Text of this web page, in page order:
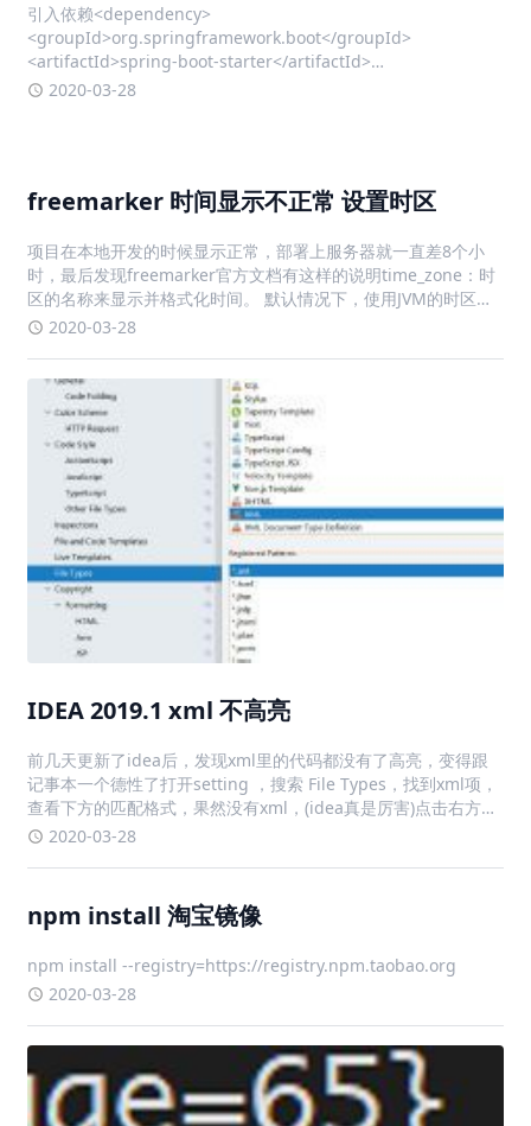
引入依赖<dependency>
<groupId>org.springframework.boot</groupId>
<artifactId>spring-boot-starter</artifactId>
<version>2.0.9</version> </dependency>
2020-03-28
freemarker 时间显示不正常 设置时区
项目在本地开发的时候显示正常，部署上服务器就一直差8个小
时，最后发现freemarker官方文档有这样的说明time_zone：时
区的名称来显示并格式化时间。 默认情况下，使用JVM的时区。
也可以是 Java 时区 API 接受的值，或者 "JVM default" (从
2020-03-28
IDEA 2019.1 xml 不高亮
前几天更新了idea后，发现xml里的代码都没有了高亮，变得跟
记事本一个德性了打开setting ，搜索 File Types，找到xml项，
查看下方的匹配格式，果然没有xml，(idea真是厉害)点击右方的
+，输入*.xml，点击ok，解决问题
2020-03-28
npm install 淘宝镜像
npm install --registry=https://registry.npm.taobao.org
2020-03-28